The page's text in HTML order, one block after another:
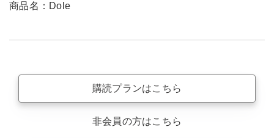
商品名：Dole
購読プランはこちら
非会員の方はこちら